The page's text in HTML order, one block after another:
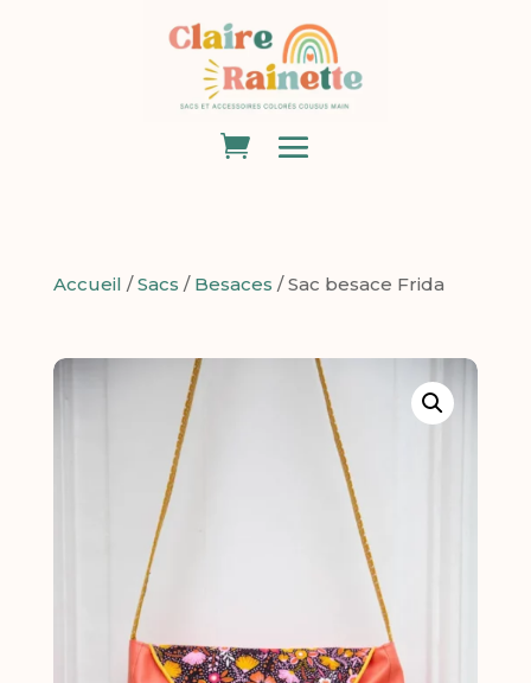
Accueil /Sacs / Besaces / Sac besace Frida